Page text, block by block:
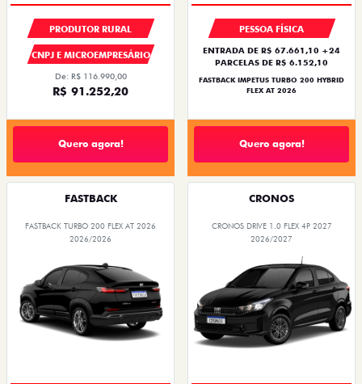
PRODUTOR RURAL
CNPJ E MICROEMPRESÁRIO
De: R$ 116.990,00
R$ 91.252,20
Quero agora!
PESSOA FÍSICA
ENTRADA DE R$ 67.661,10 +24
PARCELAS DE R$ 6.152,10
FASTBACK IMPETUS TURBO 200 HYBRID
FLEX AT 2026
Quero agora!
FASTBACK
FASTBACK TURBO 200 FLEX AT 2026
2026/2026
CRONOS
CRONOS DRIVE 1.0 FLEX 4P 2027
2026/2027